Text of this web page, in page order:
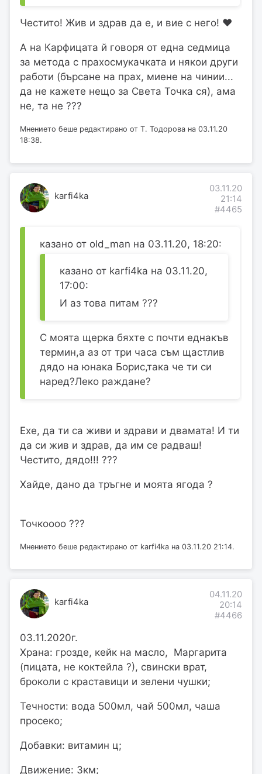
Честито! Жив и здрав да е, и вие с него! ❤️
А на Карфицата й говоря от една седмица
за метода с прахосмукачката и някои други
работи (бърсане на прах, миене на чинии...
да не кажете нещо за Света Точка ся), ама
не, та не ???
Мнението беше редактирано от Т. Тодорова на 03.11.20
18:38.
karfi4ka
03.11.20
21:14
#4465
казано от old_man на 03.11.20, 18:20:
казано от karfi4ka на 03.11.20,
17:00:
И аз това питам ???
С моята щерка бяхте с почти еднакъв
термин,а аз от три часа съм щастлив
дядо на юнака Борис,така че ти си
наред?Леко раждане?
Ехе, да ти са живи и здрави и двамата! И ти
да си жив и здрав, да им се радваш!
Честито, дядо!!! ???
Хайде, дано да тръгне и моята ягода ?
Точкоооо ???
Мнението беше редактирано от karfi4ka на 03.11.20 21:14.
karfi4ka
04.11.20
20:14
#4466
03.11.2020г.
Храна: грозде, кейк на масло, Маргарита
(пицата, не коктейла ?), свински врат,
броколи с краставици и зелени чушки;
Течности: вода 500мл, чай 500мл, чаша
просеко;
Добавки: витамин ц;
Движение: 3км;